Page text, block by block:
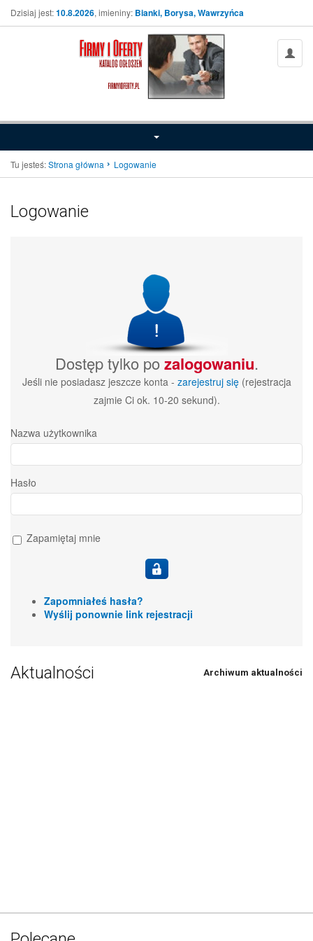
Dzisiaj jest:10.8.2026, imieniny: Bianki, Borysa, Wawrzyńca
Tu jesteś:Strona główna Logowanie
Logowanie
Dostęp tylko pozalogowaniu.
Jeśli nie posiadasz jeszcze konta - zarejestruj się(rejestracja
zajmie Ci ok. 10-20 sekund).
Nazwa użytkownika
Hasło
Zapamiętaj mnie
Zapomniałeś hasła?
Wyślij ponownie link rejestracji
Aktualności Archiwum aktualności